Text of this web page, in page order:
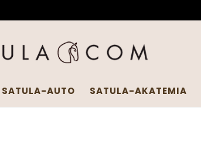
SATULA-AUTO SATULA-AKATEMIA